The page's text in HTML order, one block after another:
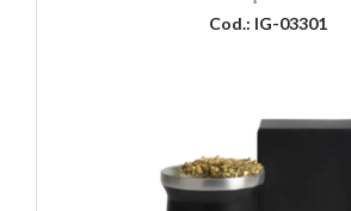
Cod.: IG-03301